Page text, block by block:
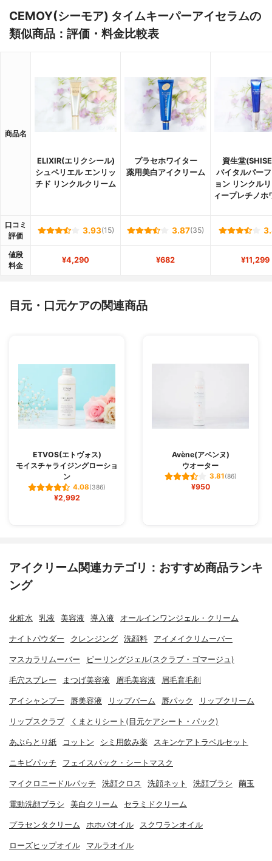
CEMOY(シーモア) タイムキーパーアイセラムの
類似商品：評価・料金比較表
商品名
ELIXIR(エリクシール)
シュペリエル エンリッ
チド リンクルクリーム
プラセホワイター
薬用美白アイクリーム
資生堂
バイタルパー
ョン リンクル
ィープレチノホ
口コミ
評価
3.93(15) 3.87(35)
値段
料金
¥4,290 ¥682 ¥11,299
目元・口元ケアの関連商品
ETVOS(エトヴォス)
モイスチャライジングローショ
ン
4.08(386)
¥2,992
Avène(アベンヌ)
ウオーター
3.81(86)
¥950
アイクリーム関連カテゴリ：おすすめ商品ランキ
ング
化粧水 乳液 美容液 導入液 オールインワンジェル・クリーム
ナイトパウダー クレンジング 洗顔料 アイメイクリムーバー
マスカラリムーバー ピーリングジェル(スクラブ・ゴマージュ)
毛穴スプレー まつげ美容液 眉毛美容液 眉毛育毛剤
アイシャンプー 唇美容液 リップバーム 唇パック リップクリーム
リップスクラブ くまとりシート(目元ケアシート・パック)
あぶらとり紙 コットン シミ用飲み薬 スキンケアトラベルセット
ニキビパッチ フェイスパック・シートマスク
マイクロニードルパッチ 洗顔クロス 洗顔ネット 洗顔ブラシ 繭玉
電動洗顔ブラシ 美白クリーム セラミドクリーム
プラセンタクリーム ホホバオイル スクワランオイル
ローズヒップオイル マルラオイル